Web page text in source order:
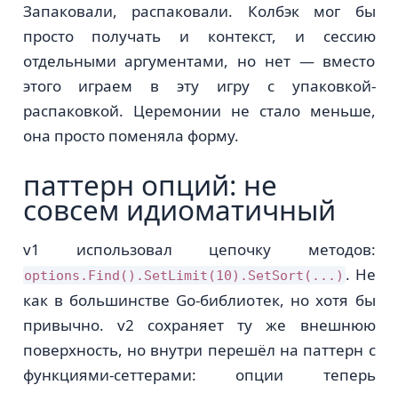
Запаковали, распаковали. Колбэк мог бы
просто получать и контекст, и сессию
отдельными аргументами, но нет — вместо
этого играем в эту игру с упаковкой-
распаковкой. Церемонии не стало меньше,
она просто поменяла форму.
паттерн опций: не
совсем идиоматичный
v1 использовал цепочку методов:
options.Find().SetLimit(10).SetSort(...) . Не
как в большинстве Go-библиотек, но хотя бы
привычно. v2 сохраняет ту же внешнюю
поверхность, но внутри перешёл на паттерн с
функциями-сеттерами: опции теперь